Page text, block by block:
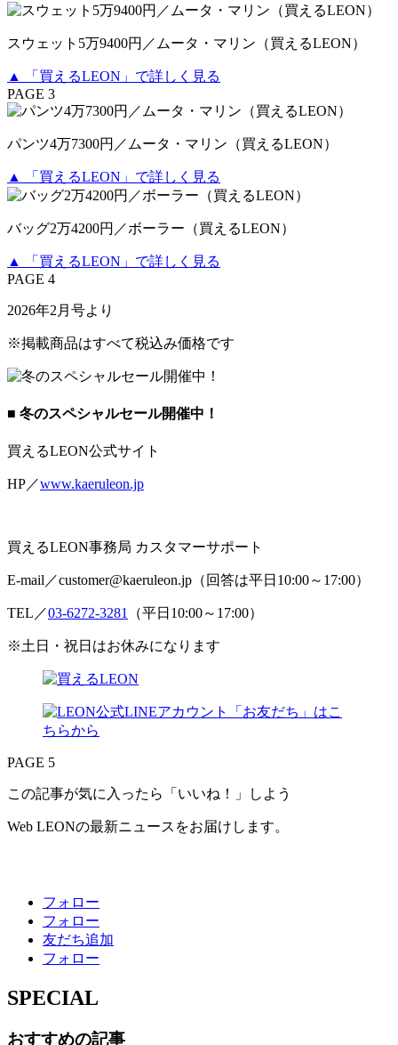
スウェット5万9400円／ムータ・マリン（買えるLEON）
▲ 「買えるLEON」で詳しく見る
PAGE 3
パンツ4万7300円／ムータ・マリン（買えるLEON）
▲ 「買えるLEON」で詳しく見る
バッグ2万4200円／ボーラー（買えるLEON）
▲ 「買えるLEON」で詳しく見る
PAGE 4
2026年2月号より
※掲載商品はすべて税込み価格です
■ 冬のスペシャルセール開催中！
買えるLEON公式サイト
HP／www.kaeruleon.jp
買えるLEON事務局 カスタマーサポート
E-mail／customer@kaeruleon.jp（回答は平日10:00～17:00）
TEL／03-6272-3281 （平日10:00～17:00）
※土日・祝日はお休みになります
PAGE 5
この記事が気に入ったら「いいね！」しよう
Web LEONの最新ニュースをお届けします。
フォロー
フォロー
友だち追加
フォロー
SPECIAL
おすすめの記事